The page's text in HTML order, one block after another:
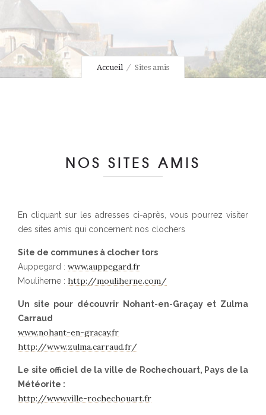
Accueil Sites amis
NOS SITES AMIS
En cliquant sur les adresses ci-après, vous pourrez visiter
des sites amis qui concernent nos clochers
Site de communes à clocher tors
Auppegard : www.auppegard.fr
Mouliherne : http://mouliherne.com/
Un site pour découvrir Nohant-en-Graçay et Zulma
Carraud
www.nohant-en-gracay.fr
http://www.zulma.carraud.fr/
Le site officiel de la ville de Rochechouart, Pays de la
Météorite :
http://www.ville-rochechouart.fr